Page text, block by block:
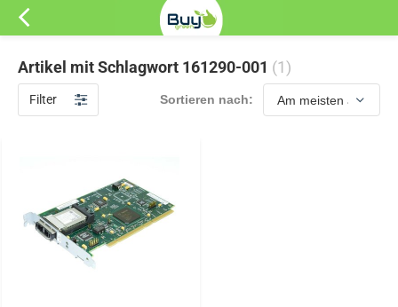
Artikel mit Schlagwort 161290-001 (1)
Filter Sortieren nach: